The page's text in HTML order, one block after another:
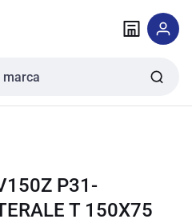
P31-
T 150X75